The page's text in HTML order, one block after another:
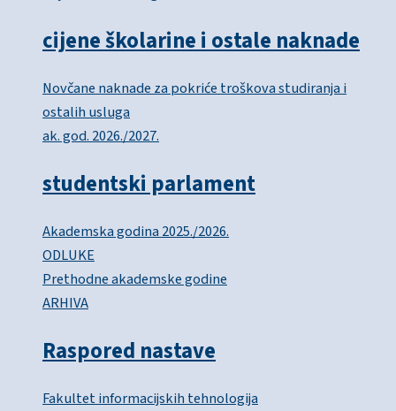
cijene školarine i ostale naknade
Novčane naknade za pokriće troškova studiranja i
ostalih usluga
ak. god. 2026./2027.
studentski parlament
Akademska godina 2025./2026.
ODLUKE
Prethodne akademske godine
ARHIVA
Raspored nastave
Fakultet informacijskih tehnologija